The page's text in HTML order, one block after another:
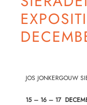
JOS JONKERGOUW
15 – 16 – 17